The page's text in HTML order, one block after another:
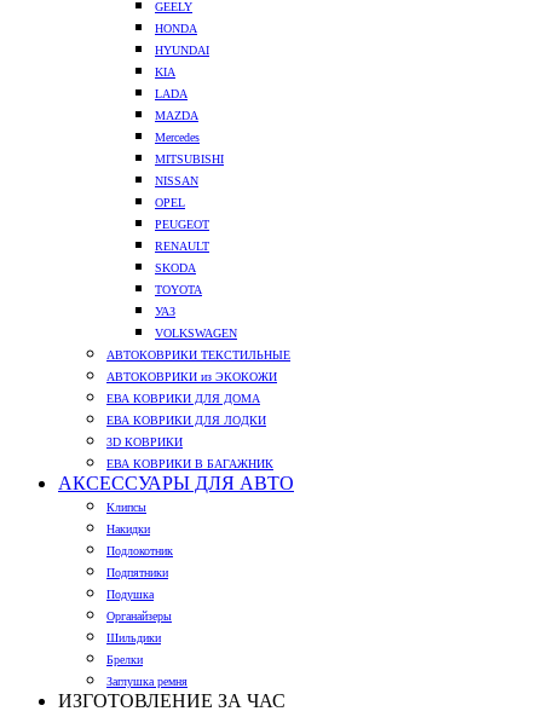
GEELY
HONDA
HYUNDAI
KIA
LADA
MAZDA
Mercedes
MITSUBISHI
NISSAN
OPEL
PEUGEOT
RENAULT
SKODA
TOYOTA
УАЗ
VOLKSWAGEN
АВТОКОВРИКИ ТЕКСТИЛЬНЫЕ
АВТОКОВРИКИ из ЭКОКОЖИ
ЕВА КОВРИКИ ДЛЯ ДОМА
ЕВА КОВРИКИ ДЛЯ ЛОДКИ
3D КОВРИКИ
ЕВА КОВРИКИ В БАГАЖНИК
АКСЕССУАРЫ ДЛЯ АВТО
Клипсы
Накидки
Подлокотник
Подпятники
Подушка
Органайзеры
Шильдики
Брелки
Заглушка ремня
ИЗГОТОВЛЕНИЕ ЗА ЧАС